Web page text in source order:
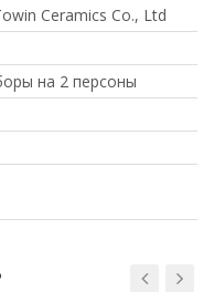
Ceramics Co., Ltd
на 2 персоны